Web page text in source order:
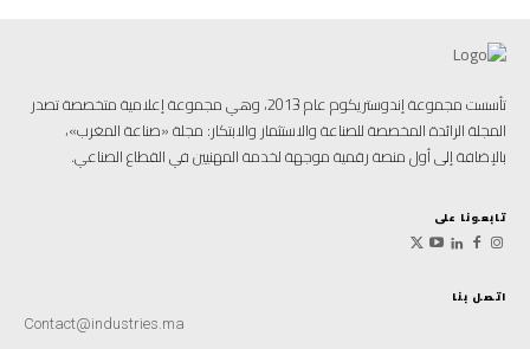
اتصل بنا
Contact@industries.ma
تأسست مجموعة إندوستريكوم عام 2013، وهي مجموعة إعلامية متخصصة تصدر
المجلة الرائدة المخصصة للصناعة والاستثمار والابتكار: مجلة «صناعة المغرب»،
بالإضافة إلى أول منصة رقمية موجهة لخدمة المهنيين في القطاع الصناعي.
تابعونا على